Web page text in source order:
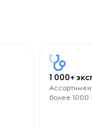
1 000+
более 1000